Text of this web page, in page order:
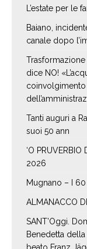
L’estate per le
Baiano,
canale dopo
Trasformazione
dice NO!
Tanti auguri a
suoi 50 ann
‘O
2026
Mugnano – I
ALMANACCO
SANT’Oggi.
Benedetta